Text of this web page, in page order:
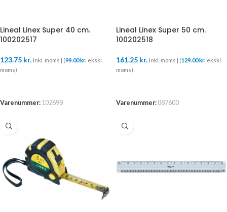
Lineal Linex Super 40 cm.
100202517
123.75 kr. Inkl. moms | (99.00kr. ekskl.
moms)
Varenummer: 102698
Lineal Linex Super 50 cm.
100202518
161.25 kr. Inkl. moms | (129.00kr. ekskl.
moms)
Varenummer: 087600